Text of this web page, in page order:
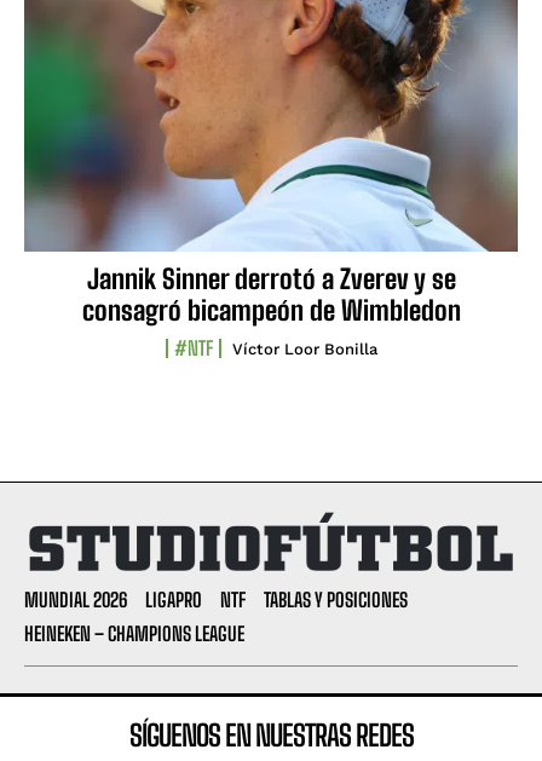
Jannik Sinner derrotó a Zverev y se
consagró bicampeón de Wimbledon
#NTF Víctor Loor Bonilla
MUNDIAL 2026 LIGAPRO NTF
TABLAS Y POSICIONES
HEINEKEN – CHAMPIONS LEAGUE
SÍGUENOS EN NUESTRAS REDES